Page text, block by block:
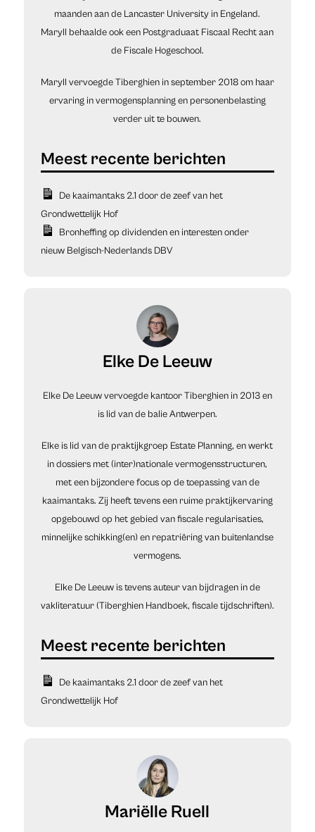
maanden aan de Lancaster University in Engeland.
Maryll behaalde ook een Postgraduaat Fiscaal Recht aan
de Fiscale Hogeschool.
Maryll vervoegde Tiberghien in september 2018 om haar
ervaring in vermogensplanning en personenbelasting
verder uit te bouwen.
De kaaimantaks 2.1 door de zeef van het
Grondwettelijk Hof
Bronheffing op dividenden en interesten onder
nieuw Belgisch-Nederlands DBV
Elke De Leeuw
Elke De Leeuw vervoegde kantoor Tiberghien in 2013 en
is lid van de balie Antwerpen.
Elke is lid van de praktijkgroep Estate Planning, en werkt
in dossiers met (inter)nationale vermogensstructuren,
met een bijzondere focus op de toepassing van de
kaaimantaks. Zij heeft tevens een ruime praktijkervaring
opgebouwd op het gebied van fiscale regularisaties,
minnelijke schikking(en) en repatriëring van buitenlandse
vermogens.
Elke De Leeuw is tevens auteur van bijdragen in de
vakliteratuur (Tiberghien Handboek, fiscale tijdschriften).
De kaaimantaks 2.1 door de zeef van het
Grondwettelijk Hof
Mariëlle Ruell